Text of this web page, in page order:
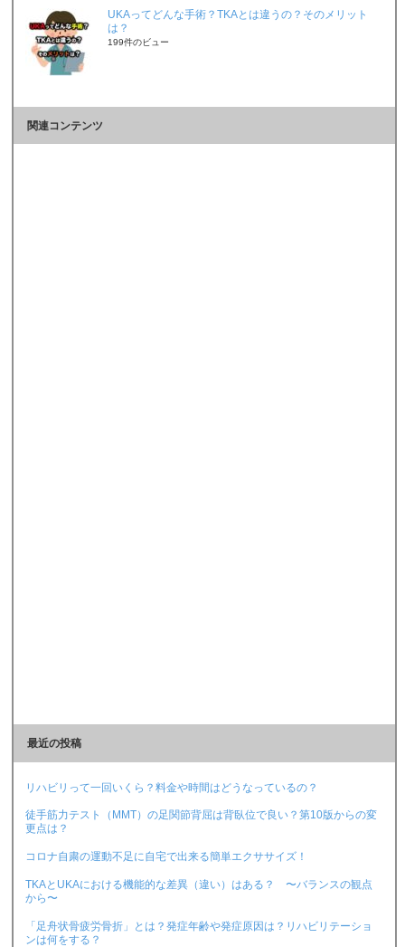
UKAってどんな手術？TKAとは違うの？そのメリット
は？
199件のビュー
関連コンテンツ
最近の投稿
リハビリって一回いくら？料金や時間はどうなっているの？
徒手筋力テスト（MMT）の足関節背屈は背臥位で良い？第10版からの変
更点は？
コロナ自粛の運動不足に自宅で出来る簡単エクササイズ！
TKAとUKAにおける機能的な差異（違い）はある？ 〜バランスの観点
から〜
「足舟状骨疲労骨折」とは？発症年齢や発症原因は？リハビリテーショ
ンは何をする？